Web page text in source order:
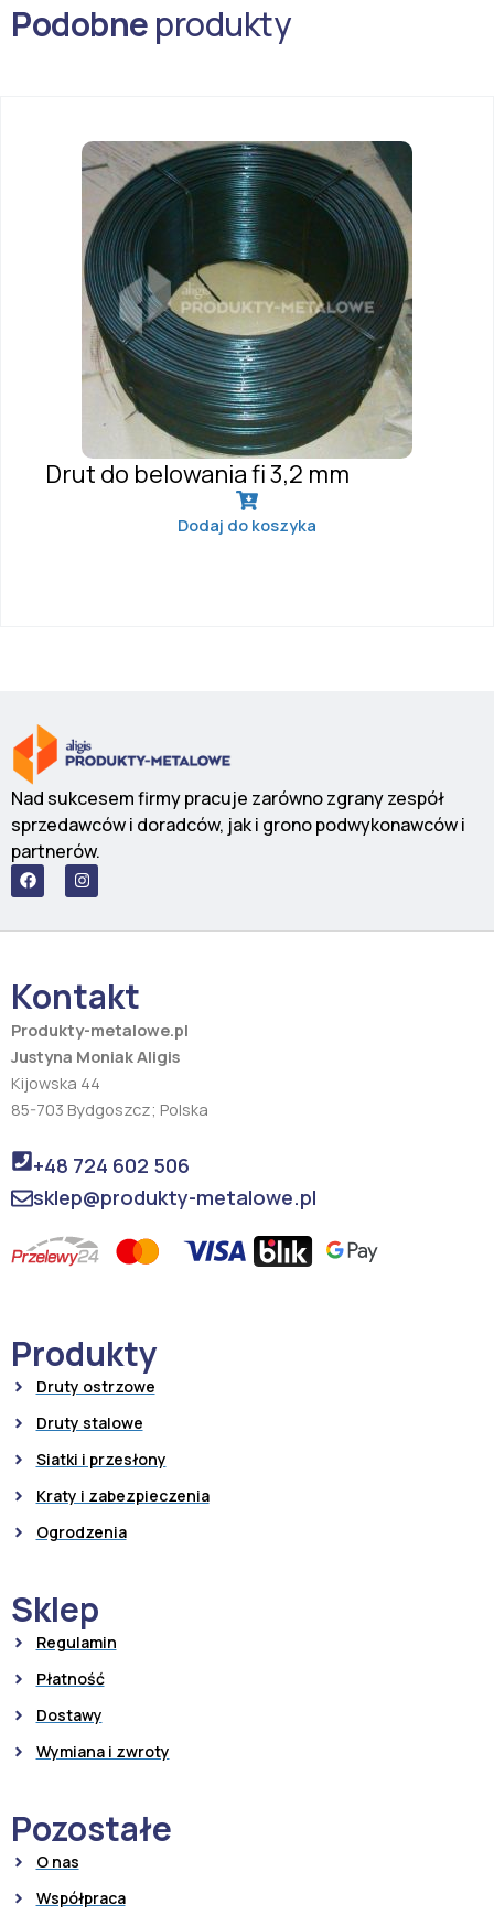
Podobneprodukty
Drut do belowania fi 3,2 mm
Dodaj do koszyka
Nad sukcesem firmy pracuje zarówno zgrany zespół
sprzedawców i doradców, jak i grono podwykonawców i
partnerów.
F
a
c
b
k
I
n
s
a
a
m
Kontakt
Produkty-metalowe.pl
Justyna Moniak Aligis
Kijowska 44
85-703 Bydgoszcz; Polska
+48 724 602 506
sklep@produkty-metalowe.pl
Produkty
Druty ostrzowe
Druty stalowe
Siatki i przesłony
Kraty i zabezpieczenia
Ogrodzenia
Sklep
Regulamin
Płatność
Dostawy
Wymiana i zwroty
Pozostałe
O nas
Współpraca